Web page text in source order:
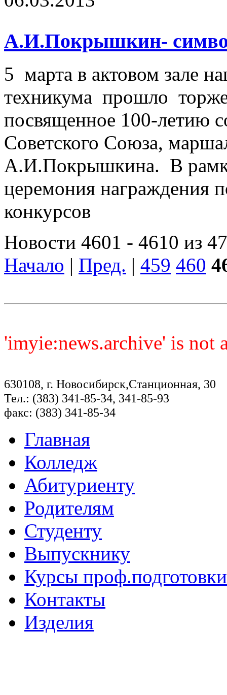
А.И.Покрышкин-
5 марта в актовом зале
техникума прошло
посвященное 100-летию
Советского Союза,
А.И.Покрышкина. В
церемония награждения
конкурсов
Новости 4601 - 4610 из
Начало | Пред. | 459 460
'imyie:news.archive' is not
630108, г. Новосибирск,Станционная, 30
Тел.: (383) 341-85-34, 341-85-93
факс: (383) 341-85-34
Главная
Колледж
Абитуриенту
Родителям
Студенту
Выпускнику
Курсы проф.подготовки
Контакты
Изделия